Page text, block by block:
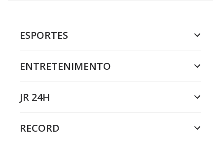
ESPORTES
ENTRETENIMENTO
JR 24H
RECORD